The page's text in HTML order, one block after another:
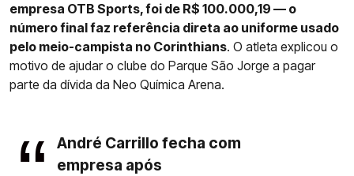
empresa OTB Sports, foi de R$ 100.000,19 — o
número final faz referência direta ao uniforme usado
pelo meio-campista no Corinthians. O atleta explicou o
motivo de ajudar o clube do Parque São Jorge a pagar
parte da dívida da Neo Química Arena.
André Carrillo fecha com
empresa após